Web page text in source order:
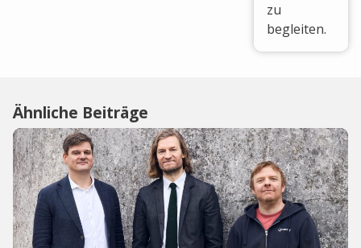
zu
begleiten.
Ähnliche Beiträge